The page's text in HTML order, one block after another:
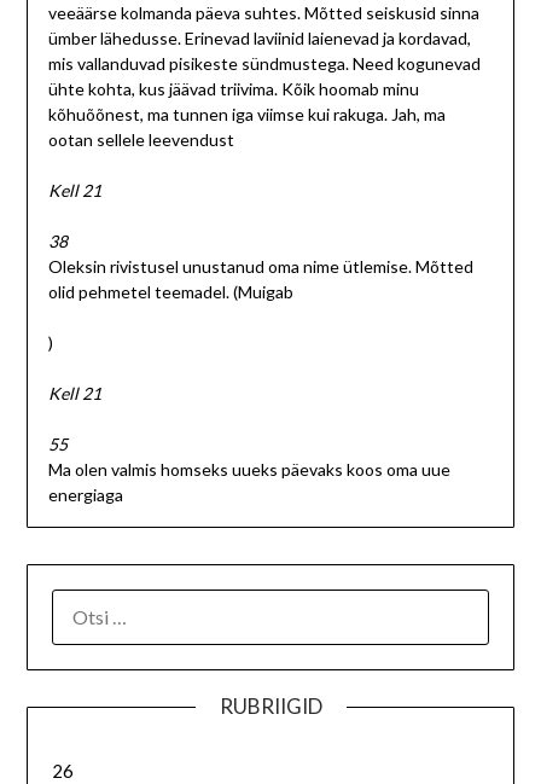
veeäärse kolmanda päeva suhtes. Mõtted seiskusid sinna
ümber lähedusse. Erinevad laviinid laienevad ja kordavad,
mis vallanduvad pisikeste sündmustega. Need kogunevad
ühte kohta, kus jäävad triivima. Kõik hoomab minu
kõhuõõnest, ma tunnen iga viimse kui rakuga. Jah, ma
ootan sellele leevendust
Kell 21
38
Oleksin rivistusel unustanud oma nime ütlemise. Mõtted
olid pehmetel teemadel. (Muigab
)
Kell 21
55
Ma olen valmis homseks uueks päevaks koos oma uue
energiaga
RUBRIIGID
26